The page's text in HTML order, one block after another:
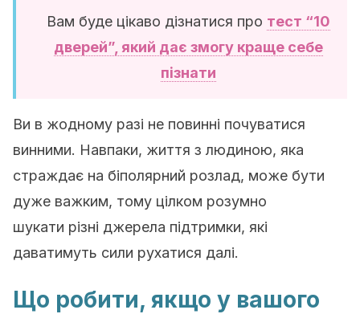
Вам буде цікаво дізнатися про тест “10
дверей”, який дає змогу краще себе
пізнати
Ви в жодному разі не повинні почуватися
винними. Навпаки, життя з людиною, яка
страждає на біполярний розлад, може бути
дуже важким, тому цілком розумно
шукати різні джерела підтримки, які
даватимуть сили рухатися далі.
Що робити, якщо у вашого